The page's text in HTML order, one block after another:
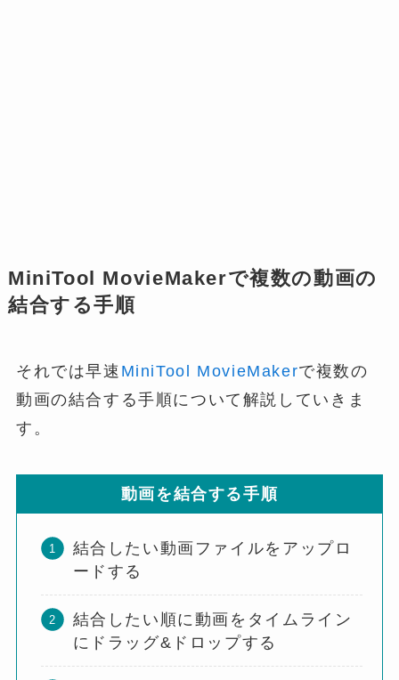
MiniTool MovieMakerで複数の動画の
結合する手順
それでは早速 MiniTool MovieMakerで複数の
動画の結合する手順について解説していきま
す。
動画を結合する手順
結合したい動画ファイルをアップロ
ードする
結合したい順に動画をタイムライン
にドラッグ&ドロップする